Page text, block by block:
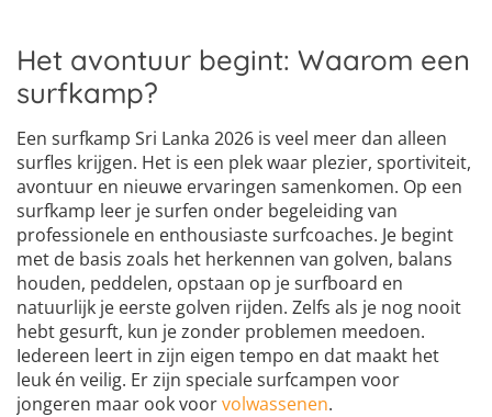
Het avontuur begint: Waarom een
surfkamp?
Een surfkamp Sri Lanka 2026 is veel meer dan alleen
surfles krijgen. Het is een plek waar plezier, sportiviteit,
avontuur en nieuwe ervaringen samenkomen. Op een
surfkamp leer je surfen onder begeleiding van
professionele en enthousiaste surfcoaches. Je begint
met de basis zoals het herkennen van golven, balans
houden, peddelen, opstaan op je surfboard en
natuurlijk je eerste golven rijden. Zelfs als je nog nooit
hebt gesurft, kun je zonder problemen meedoen.
Iedereen leert in zijn eigen tempo en dat maakt het
leuk én veilig. Er zijn speciale surfcampen voor
jongeren maar ook voorvolwassenen.